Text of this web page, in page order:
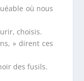
où nous
choisis.
» dirent ces
des fusils.